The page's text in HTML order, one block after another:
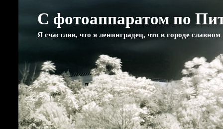
С фотоаппаратом по
Я счастлив, что я ленинградец, что в городе